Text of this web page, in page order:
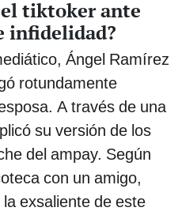
tiktoker ante
infidelidad?
Ángel Ramírez
rotundamente
A través de una
su versión de los
del ampay. Según
con un amigo,
exsaliente de este